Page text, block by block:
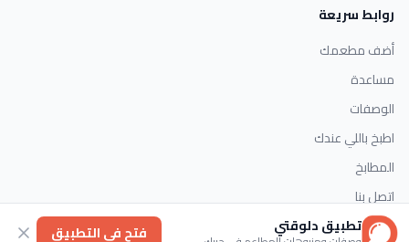
روابط سريعة
أضف مطعمك
مساعدة
الوصفات
اطبخ باللي عندك
المطابخ
اتصل بنا
تطبيق دلوقتي فتح في التطبيق